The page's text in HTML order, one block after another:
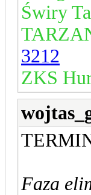
Świry
3212
ZKS
Faza